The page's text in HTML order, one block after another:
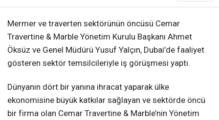
Mermer ve traverten sektörünün öncüsü Cemar
Travertine & Marble Yönetim Kurulu Başkanı Ahmet
Öksüz ve Genel Müdürü Yusuf Yalçın, Dubai’de faaliyet
gösteren sektör temsilcileriyle iş görüşmesi yaptı.
Dünyanın dört bir yanına ihracat yaparak ülke
ekonomisine büyük katkılar sağlayan ve sektörde öncü
bir firma olan Cemar Travertine & Marble’nin Yönetim